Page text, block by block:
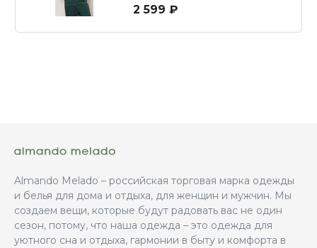
2 599 ₽
Almando Melado – российская торговая марка одежды
и белья для дома и отдыха, для женщин и мужчин. Мы
создаем вещи, которые будут радовать вас не один
сезон, потому, что наша одежда – это одежда для
уютного сна и отдыха, гармонии в быту и комфорта в